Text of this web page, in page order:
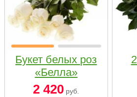
Букет белых роз
«Белла»
2 420 руб.